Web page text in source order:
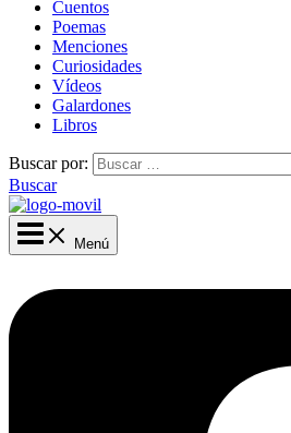
Cuentos
Poemas
Menciones
Curiosidades
Vídeos
Galardones
Libros
Buscar por:
Buscar
Menú